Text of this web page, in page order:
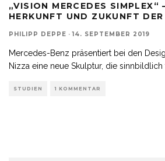
„VISION MERCEDES SIMPLEX“
HERKUNFT UND ZUKUNFT
PHILIPP DEPPE · 14. SEPTEMBER 2019
Mercedes-Benz präsentiert bei den
Nizza eine neue Skulptur, die
STUDIEN 1 KOMMENTAR